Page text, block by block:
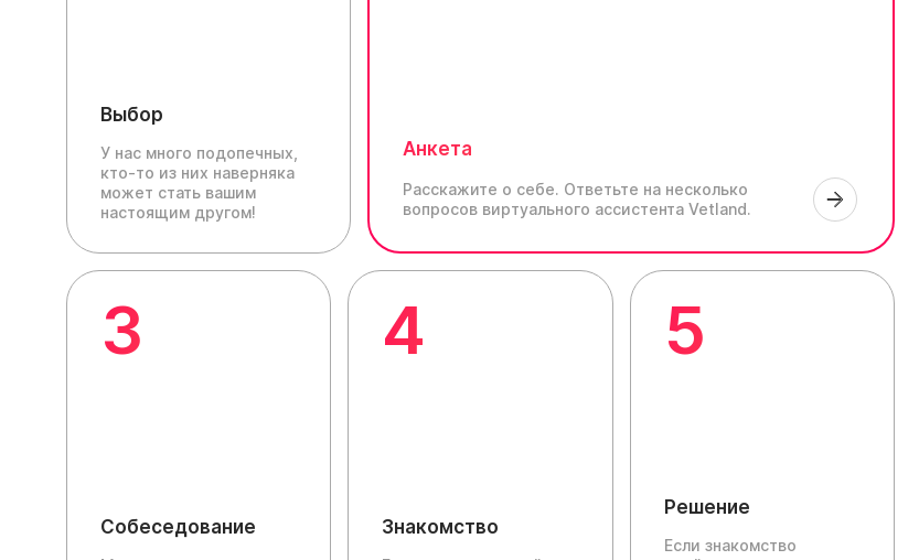
Выбор
У нас много подопечных,
кто-то из них наверняка
может стать вашим
настоящим другом!
Анкета
Расскажите о себе. Ответьте на несколько
вопросов виртуального ассистента Vetland.
3
Собеседование
4
Знакомство
5
Решение
Если знакомство